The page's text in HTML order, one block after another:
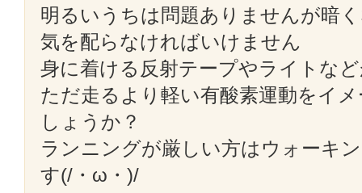
明るいうちは問題ありませんが暗
気を配らなければいけません
身に着ける反射テープやライトな
ただ走るより軽い有酸素運動をイ
しょうか？
ランニングが厳しい方はウォーキ
す(/・ω・)/